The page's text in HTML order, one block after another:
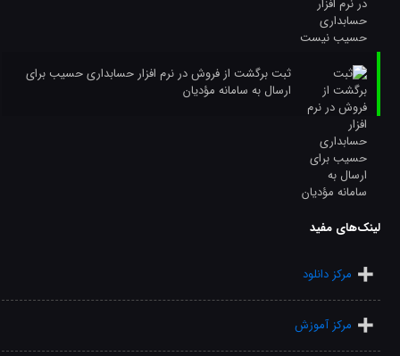
ثبت برگشت از فروش در نرم افزار حسابداری حسیب برای
ارسال به سامانه مؤدیان
لینک‌های مفید
مرکز دانلود
مرکز آموزش